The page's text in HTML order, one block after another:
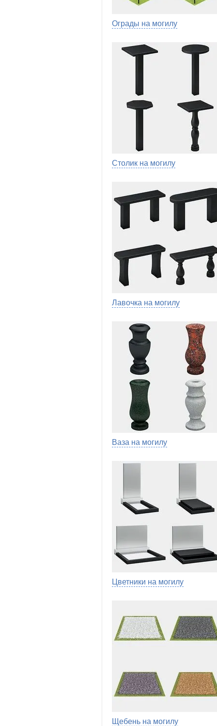
Ограды на могилу
Столик на могилу
Лавочка на могилу
Ваза на могилу
Цветники на могилу
Щебень на могилу